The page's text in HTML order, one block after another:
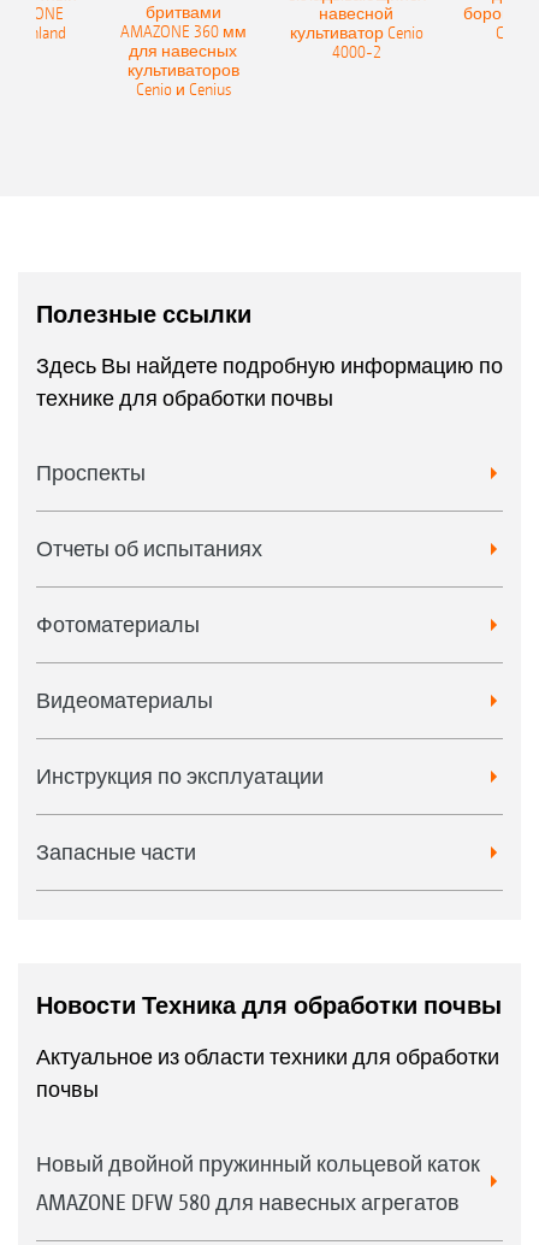
Onland
бритвами
AMAZONE 360 мм
для навесных
культиваторов
Cenio и Cenius
навесной
культиватор Cenio
4000-2
бороны
Полезные ссылки
Здесь Вы найдете подробную информацию по
технике для обработки почвы
Проспекты
Отчеты об испытаниях
Фотоматериалы
Видеоматериалы
Инструкция по эксплуатации
Запасные части
Новости Техника для обработки почвы
Актуальное из области техники для обработки
почвы
Новый двойной пружинный кольцевой каток
AMAZONE DFW 580 для навесных агрегатов